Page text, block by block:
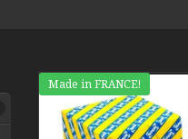
Made in FRANCE!